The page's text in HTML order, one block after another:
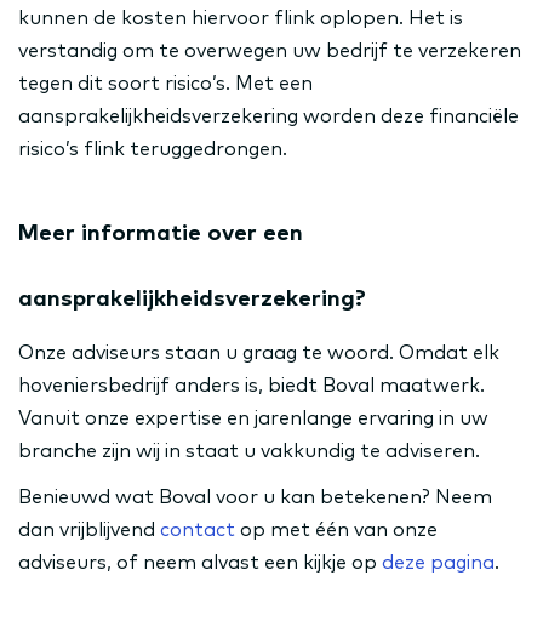
kunnen de kosten hiervoor flink oplopen. Het is
verstandig om te overwegen uw bedrijf te verzekeren
tegen dit soort risico’s. Met een
aansprakelijkheidsverzekering worden deze financiële
risico’s flink teruggedrongen.
Meer informatie over een
aansprakelijkheidsverzekering?
Onze adviseurs staan u graag te woord. Omdat elk
hoveniersbedrijf anders is, biedt Boval maatwerk.
Vanuit onze expertise en jarenlange ervaring in uw
branche zijn wij in staat u vakkundig te adviseren.
Benieuwd wat Boval voor u kan betekenen? Neem
dan vrijblijvend contact op met één van onze
adviseurs, of neem alvast een kijkje op deze pagina.